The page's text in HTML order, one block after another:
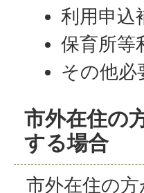
利用申込
保育所等
その他必
市外在住の
する場合
市外在住の